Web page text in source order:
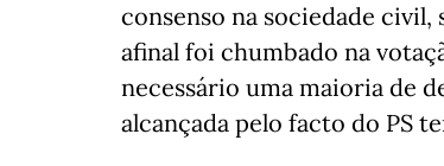
consenso na sociedade civil,
afinal foi chumbado na
necessário uma maioria de
alcançada pelo facto do PS